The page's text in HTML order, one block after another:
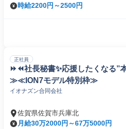
時給2200円～2500円
正社員
⏩⏪社長秘書✨応援したくなる
≫≪ION7モデル特別枠≫
イオナズン合同会社
佐賀県佐賀市兵庫北
月給30万2000円～67万5000円